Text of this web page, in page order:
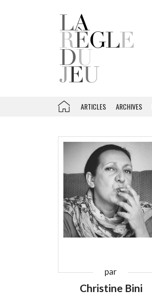
ARTICLES ARCHIVES
par
Christine Bini